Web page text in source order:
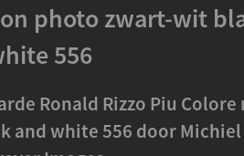
photo zwart-wit
556
Ronald Rizzo Piu
and white 556 door